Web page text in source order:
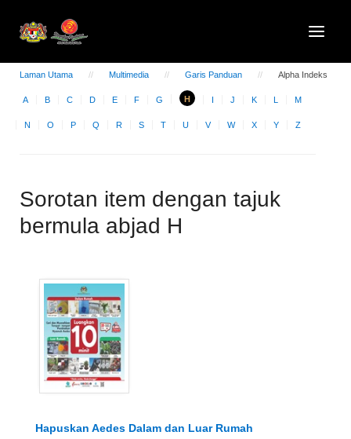
Laman Utama Multimedia Garis Panduan Alpha Indeks
A B C D E F G H I J K L M
N O P Q R S T U V W X Y Z
Sorotan item dengan tajuk
bermula abjad H
Hapuskan Aedes Dalam dan Luar Rumah